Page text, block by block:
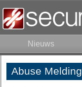
Nieuws
Abuse Melding